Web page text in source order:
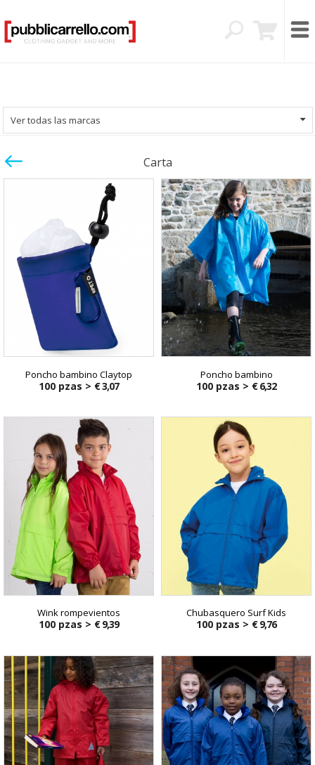
Ver todas las marcas
Carta
Poncho bambino Claytop
100 pzas > € 3,07
Poncho bambino
100 pzas > € 6,32
Wink rompevientos
100 pzas > € 9,39
Chubasquero Surf Kids
100 pzas > € 9,76